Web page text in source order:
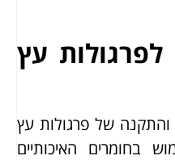
עץ
והתקנה של פרגולות עץ
בחומרים האיכותיים